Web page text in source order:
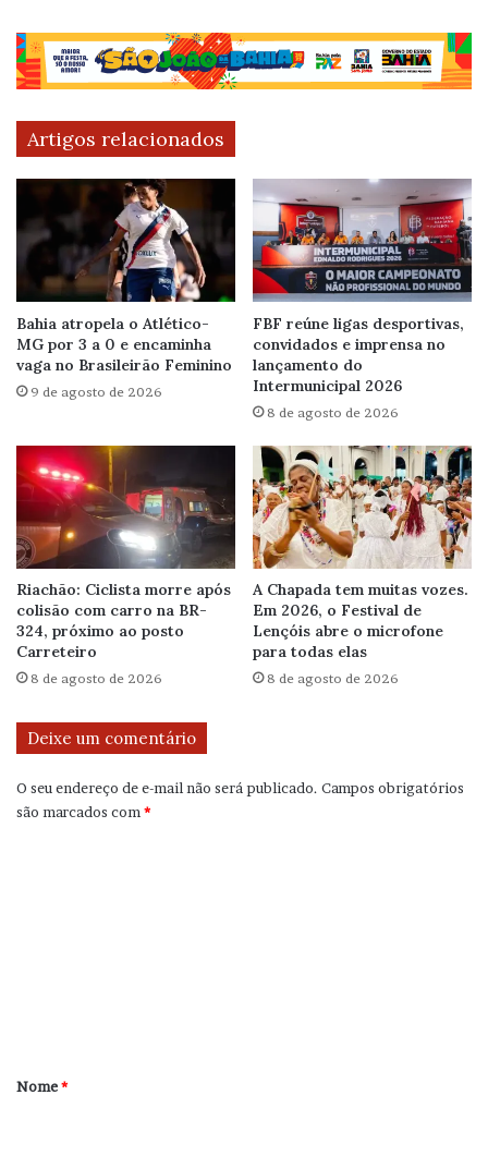
Artigos relacionados
Bahia atropela o Atlético-
MG por 3 a 0 e encaminha
vaga no Brasileirão Feminino
9 de agosto de 2026
FBF reúne ligas desportivas,
convidados e imprensa no
lançamento do
Intermunicipal 2026
8 de agosto de 2026
Riachão: Ciclista morre após
colisão com carro na BR-
324, próximo ao posto
Carreteiro
8 de agosto de 2026
A Chapada tem muitas vozes.
Em 2026, o Festival de
Lençóis abre o microfone
para todas elas
8 de agosto de 2026
Deixe um comentário
O seu endereço de e-mail não será publicado. Campos obrigatórios
são marcados com *
r
Nome*